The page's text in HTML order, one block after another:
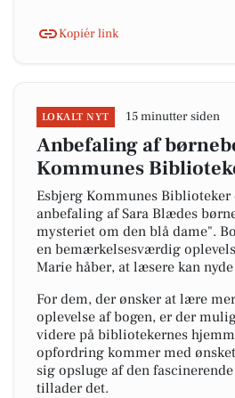
Kopiér link
LOKALT NYT 15 minutter siden
Anbefaling af
Kommunes
Esbjerg Kommunes
anbefaling af Sara Blædes
mysteriet om den blå dame".
en bemærkelsesværdig
Marie håber, at læsere kan
For dem, der ønsker at lære
oplevelse af bogen, er der
videre på bibliotekernes
opfordring kommer med
sig opsluge af den
tillader det.